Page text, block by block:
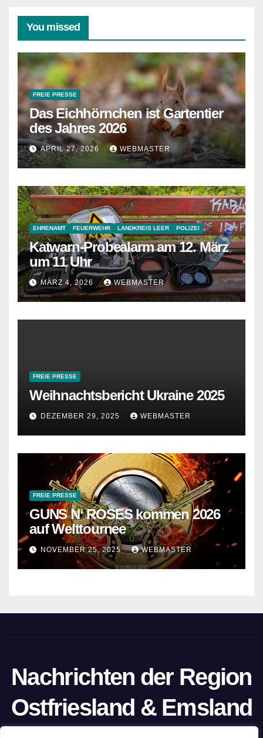
You missed
FREIE PRESSE
Das Eichhörnchen ist Gartentier
des Jahres 2026
APRIL 27, 2026 WEBMASTER
EHRENAMT FEUERWEHR LANDKREIS LEER POLIZEI
Katwarn-Probealarm am 12. März
um 11 Uhr
MÄRZ 4, 2026 WEBMASTER
FREIE PRESSE
Weihnachtsbericht Ukraine 2025
DEZEMBER 29, 2025 WEBMASTER
FREIE PRESSE
GUNS N‘ ROSES kommen 2026
auf Welttournee
NOVEMBER 25, 2025 WEBMASTER
Nachrichten der Region
Ostfriesland & Emsland